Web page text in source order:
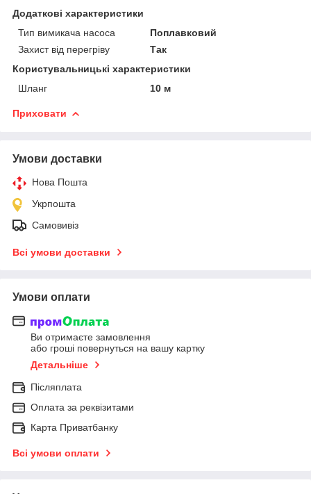
Додаткові характеристики
Тип вимикача насоса
Поплавковий
Захист від перегріву
Так
Користувальницькі характеристики
Шланг
10 м
Приховати
Умови доставки
Нова Пошта
Укрпошта
Самовивіз
Всі умови доставки
Умови оплати
Ви отримаєте замовлення
або гроші повернуться на вашу картку
Детальніше
Післяплата
Оплата за реквізитами
Карта Приватбанку
Всі умови оплати